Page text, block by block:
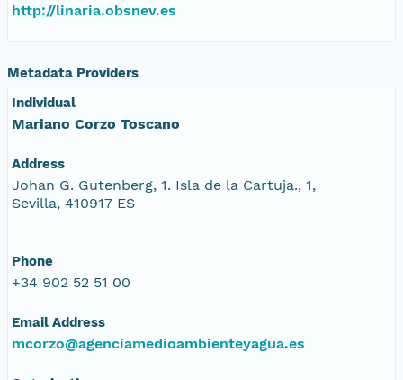
http://linaria.obsnev.es
Metadata Providers
Individual
Mariano Corzo Toscano
Address
Johan G. Gutenberg, 1. Isla de la Cartuja., 1,
Sevilla, 410917 ES
Phone
+34 902 52 51 00
Email Address
mcorzo@agenciamedioambienteyagua.es